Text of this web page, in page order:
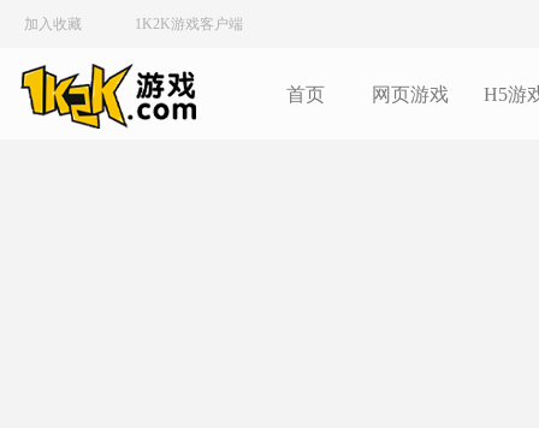
加入收藏 1K2K游戏客户端
首页 网页游戏 H5游